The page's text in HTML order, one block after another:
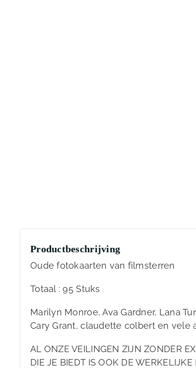
Productbeschrijving
Oude fotokaarten van filmsterren
Totaal : 95 Stuks
Marilyn Monroe, Ava Gardner, Lana
Cary Grant, claudette colbert en vele
AL ONZE VEILINGEN ZIJN ZONDER
DIE JE BIEDT IS OOK DE WERKELIJKE